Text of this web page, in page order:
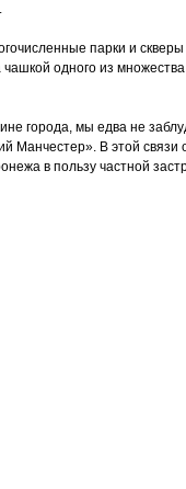
парки и
одного из
города, мы едва не
Манчестер». В этой
в пользу частной